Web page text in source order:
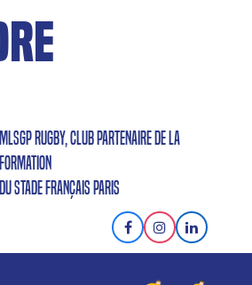
MLSGP RUGBY, CLUB PARTENAIRE DE LA
FORMATION
DU STADE FRANÇAIS PARIS